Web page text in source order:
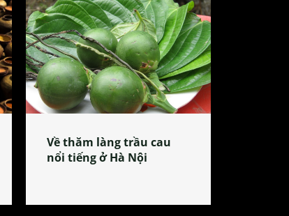
Về thăm làng trầu cau
nổi tiếng ở Hà Nội